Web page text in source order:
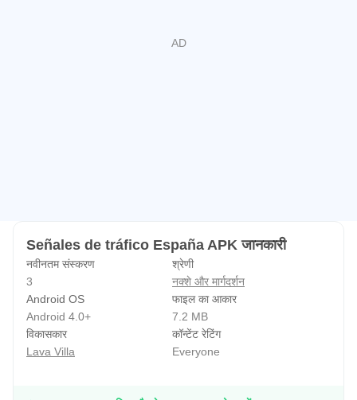
Señales de tráfico España APK जानकारी
नवीनतम संस्करण
3
श्रेणी
नक्शे और मार्गदर्शन
Android OS
Android 4.0+
फाइल का आकार
7.2 MB
विकासकार
Lava Villa
कॉन्टेंट रेटिंग
Everyone